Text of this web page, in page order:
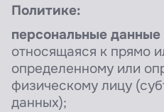
Политике:
персональные данные
относящаяся к прямо
определенному или
физическому лицу
данных);